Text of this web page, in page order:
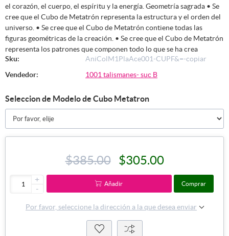
el corazón, el cuerpo, el espíritu y la energía. Geometría sagrada • Se
cree que el Cubo de Metatrón representa la estructura y el orden del
universo. • Se cree que el Cubo de Metatrón contiene todas las
figuras geométricas de la creación. • Se cree que el Cubo de Metatrón
representa los patrones que componen todo lo que se ha crea
Sku:
AniColM1PlaAce001-CUPF&=-copiar
Vendedor:
1001 talismanes- suc B
Seleccion de Modelo de Cubo Metatron
$385.00 $305.00
+
-
Añadir Comprar
Por favor, seleccione la dirección a la que desea enviar